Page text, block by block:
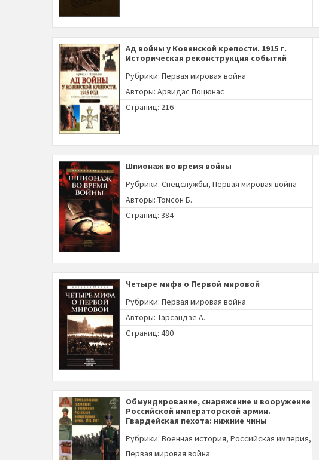
Ад войны у Ковенской крепости. 1915 г.
Историческая реконструкция событий
Рубрики: Первая мировая война
Авторы: Арвидас Поцюнас
Страниц: 216
Шпионаж во время войны
Рубрики: Спецслужбы, Первая мировая война
Авторы: Томсон Б.
Страниц: 384
Четыре мифа о Первой мировой
Рубрики: Первая мировая война
Авторы: Тарсандзе А.
Страниц: 480
Обмундирование, снаряжение и вооружение
Российской императорской армии.
Гвардейская пехота: нижние чины
Рубрики: Военная история, Российская империя,
Первая мировая война